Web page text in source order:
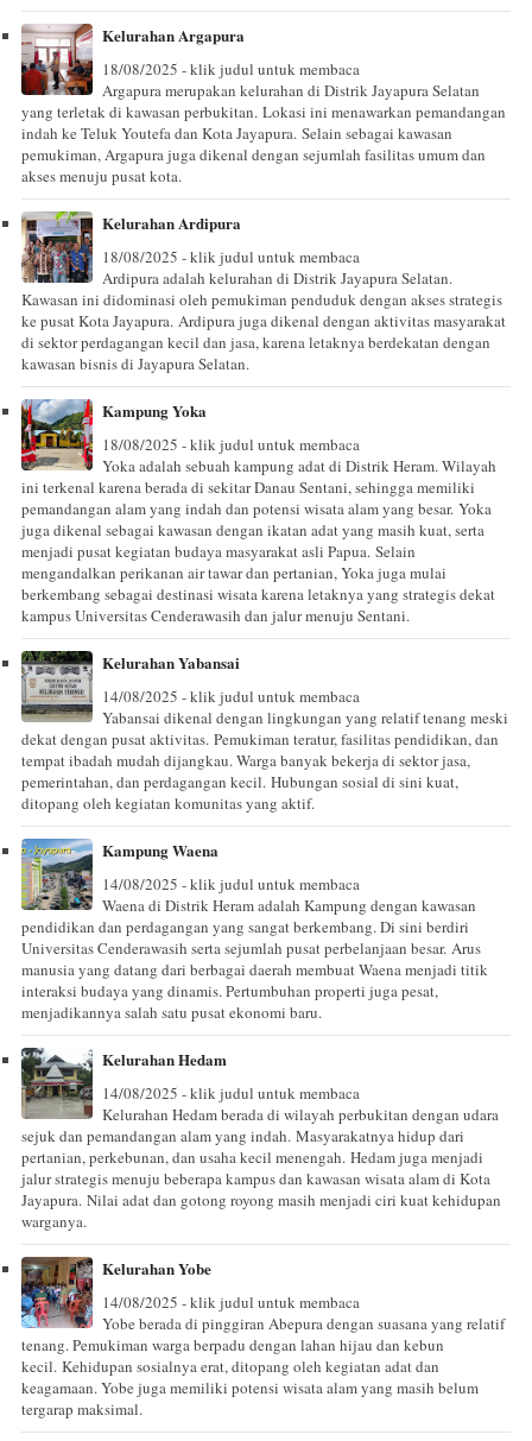
Kelurahan Argapura
18/08/2025 - klik judul untuk membaca
Argapura merupakan kelurahan di Distrik Jayapura Selatan
yang terletak di kawasan perbukitan. Lokasi ini menawarkan pemandangan
indah ke Teluk Youtefa dan Kota Jayapura. Selain sebagai kawasan
pemukiman, Argapura juga dikenal dengan sejumlah fasilitas umum dan
akses menuju pusat kota.
Kelurahan Ardipura
18/08/2025 - klik judul untuk membaca
Ardipura adalah kelurahan di Distrik Jayapura Selatan.
Kawasan ini didominasi oleh pemukiman penduduk dengan akses strategis
ke pusat Kota Jayapura. Ardipura juga dikenal dengan aktivitas masyarakat
di sektor perdagangan kecil dan jasa, karena letaknya berdekatan dengan
kawasan bisnis di Jayapura Selatan.
Kampung Yoka
18/08/2025 - klik judul untuk membaca
Yoka adalah sebuah kampung adat di Distrik Heram. Wilayah
ini terkenal karena berada di sekitar Danau Sentani, sehingga memiliki
pemandangan alam yang indah dan potensi wisata alam yang besar. Yoka
juga dikenal sebagai kawasan dengan ikatan adat yang masih kuat, serta
menjadi pusat kegiatan budaya masyarakat asli Papua. Selain
mengandalkan perikanan air tawar dan pertanian, Yoka juga mulai
berkembang sebagai destinasi wisata karena letaknya yang strategis dekat
kampus Universitas Cenderawasih dan jalur menuju Sentani.
Kelurahan Yabansai
14/08/2025 - klik judul untuk membaca
Yabansai dikenal dengan lingkungan yang relatif tenang meski
dekat dengan pusat aktivitas. Pemukiman teratur, fasilitas pendidikan, dan
tempat ibadah mudah dijangkau. Warga banyak bekerja di sektor jasa,
pemerintahan, dan perdagangan kecil. Hubungan sosial di sini kuat,
ditopang oleh kegiatan komunitas yang aktif.
Kampung Waena
14/08/2025 - klik judul untuk membaca
Waena di Distrik Heram adalah Kampung dengan kawasan
pendidikan dan perdagangan yang sangat berkembang. Di sini berdiri
Universitas Cenderawasih serta sejumlah pusat perbelanjaan besar. Arus
manusia yang datang dari berbagai daerah membuat Waena menjadi titik
interaksi budaya yang dinamis. Pertumbuhan properti juga pesat,
menjadikannya salah satu pusat ekonomi baru.
Kelurahan Hedam
14/08/2025 - klik judul untuk membaca
Kelurahan Hedam berada di wilayah perbukitan dengan udara
sejuk dan pemandangan alam yang indah. Masyarakatnya hidup dari
pertanian, perkebunan, dan usaha kecil menengah. Hedam juga menjadi
jalur strategis menuju beberapa kampus dan kawasan wisata alam di Kota
Jayapura. Nilai adat dan gotong royong masih menjadi ciri kuat kehidupan
warganya.
Kelurahan Yobe
14/08/2025 - klik judul untuk membaca
Yobe berada di pinggiran Abepura dengan suasana yang relatif
tenang. Pemukiman warga berpadu dengan lahan hijau dan kebun
kecil. Kehidupan sosialnya erat, ditopang oleh kegiatan adat dan
keagamaan. Yobe juga memiliki potensi wisata alam yang masih belum
tergarap maksimal.